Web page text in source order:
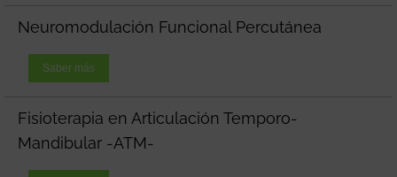
Neuromodulación Funcional Percutánea
Saber más
Fisioterapia en Articulación Temporo-
Mandibular -ATM-